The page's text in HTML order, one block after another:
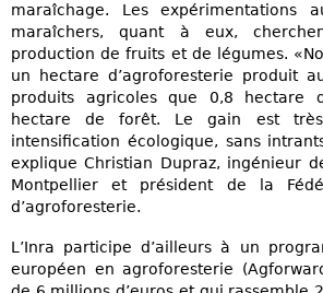
maraîchage. Les expérimentations
maraîchers, quant à eux,
production de fruits et de légumes.
un hectare d’agroforesterie produit
produits agricoles que 0,8 hectare
hectare de forêt. Le gain est
intensification écologique, sans
explique Christian Dupraz, ingénieur
Montpellier et président de la
d’agroforesterie.
L’Inra participe d’ailleurs à un
européen en agroforesterie